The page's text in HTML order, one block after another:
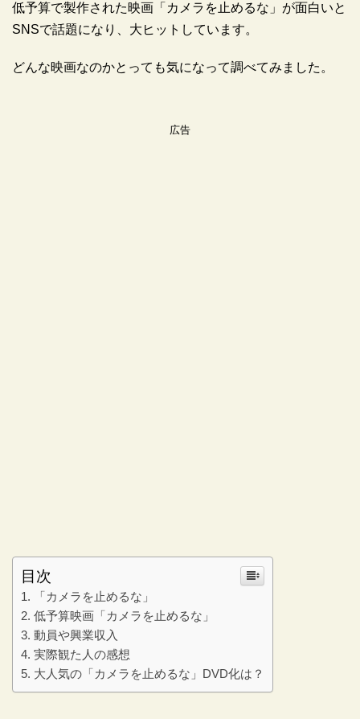
低予算で製作された映画「カメラを止めるな」が面白いと
SNSで話題になり、大ヒットしています。
どんな映画なのかとっても気になって調べてみました。
広告
目次
「カメラを止めるな」
低予算映画「カメラを止めるな」
動員や興業収入
実際観た人の感想
大人気の「カメラを止めるな」DVD化は？